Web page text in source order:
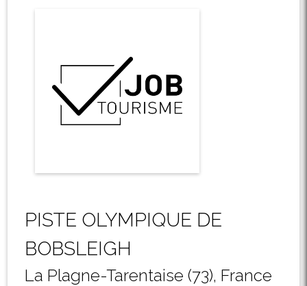
PISTE OLYMPIQUE DE
BOBSLEIGH
La Plagne-Tarentaise (73), France